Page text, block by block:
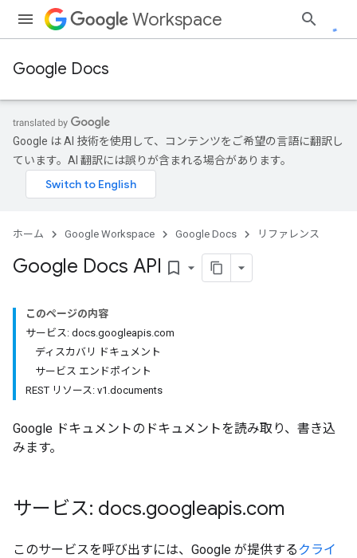
Workspace
Google Docs
Google は AI 技術を使用して、コンテンツをご希望の言語に翻訳し
ています。AI 翻訳には誤りが含まれる場合があります。
ホーム Google Workspace Google Docs リファレンス
Google Docs API bookmark_border
このページの内容
サービス: docs.googleapis.com
ディスカバリ ドキュメント
サービス エンドポイント
REST リソース: v1.documents
Google ドキュメントのドキュメントを読み取り、書き込
みます。
サービス: docs.googleapis.com
このサービスを呼び出すには、Google が提供するクライ